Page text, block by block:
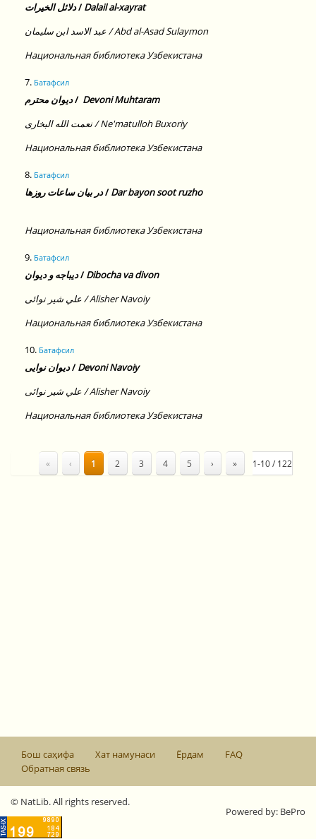
دلائل الخيرات/Dalail al-xayrat
عبد الاسد ابن سليمان / Abd al-Asad Sulaymon
Национальная библиотека Узбекистана
7. Батафсил
ديوان محترم/ Devoni Muhtaram
نعمت الله البخارى / Ne'matulloh Buxoriy
Национальная библиотека Узбекистана
8. Батафсил
در بيان ساعات روزها/Dar bayon soot ruzho
Национальная библиотека Узбекистана
9. Батафсил
ديباجه و ديوان/Dibocha va divon
علي شير نوائى / Alisher Navoiy
Национальная библиотека Узбекистана
10. Батафсил
ديوان نوايى/Devoni Navoiy
علي شير نوائى / Alisher Navoiy
Национальная библиотека Узбекистана
« ‹ 1 2 3 4 5 › » 1-10 / 122
Бош саҳифа Хат намунаси Ёрдам
FAQ
Обратная связь
© NatLib. All rights reserved.
Powered by: BePro